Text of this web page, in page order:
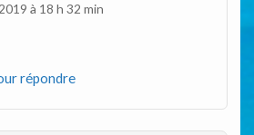
à 18 h 32 min
répondre